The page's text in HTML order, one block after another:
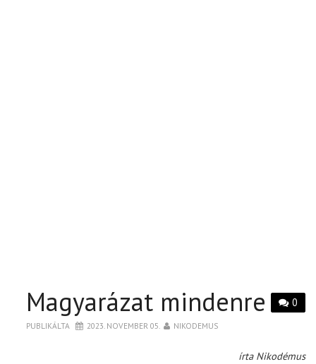
0
Magyarázat mindenre
PUBLIKÁLTA 2023. NOVEMBER 05. NIKODEMUS
írta Nikodémus